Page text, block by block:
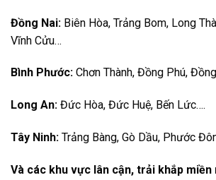
Đồng Nai: Biên Hòa, Trảng Bom, Long
Vĩnh Cửu…
Bình Phước: Chơn Thành, Đồng Phú,
Long An: Đức Hòa, Đức Huệ, Bến Lức….
Tây Ninh: Trảng Bàng, Gò Dầu, Phước
Và các khu vực lân cận, trải khắp miền